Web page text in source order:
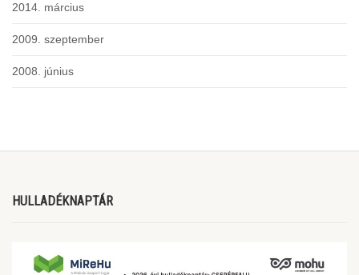
2014. március
2009. szeptember
2008. június
HULLADÉKNAPTÁR